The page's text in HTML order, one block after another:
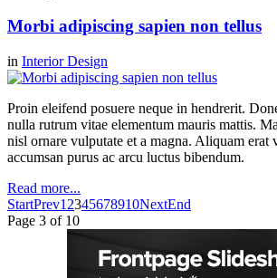
Morbi adipiscing sapien non tellus
in Interior Design
Proin eleifend posuere neque in hendrerit.
nulla rutrum vitae elementum mauris mattis.
nisl ornare vulputate et a magna. Aliquam erat
accumsan purus ac arcu luctus bibendum.
Read more...
StartPrev1 2345678910NextEnd
Page 3 of 10